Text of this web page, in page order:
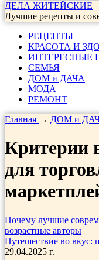
ДЕЛА ЖИТЕЙСКИЕ
Лучшие рецепты и
РЕЦЕПТЫ
КРАСОТА И
ИНТЕРЕСНЫЕ
СЕМЬЯ
ДОМ и ДАЧА
МОДА
РЕМОНТ
Главная → ДОМ и
Критерии
для
Почему лучшие
возрастные авторы
Путешествие во вкус:
29.04.2025 г.